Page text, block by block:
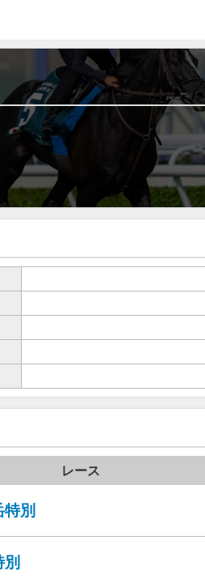
レース
別